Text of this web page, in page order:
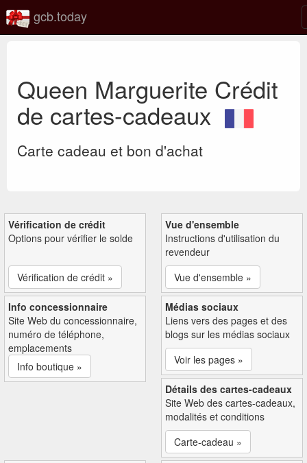
gcb.today
Queen Marguerite Crédit
de cartes-cadeaux
Carte cadeau et bon d'achat
Vérification de crédit
Options pour vérifier le solde
Vérification de crédit »
Vue d'ensemble
Instructions d'utilisation du
revendeur
Vue d'ensemble »
Info concessionnaire
Site Web du concessionnaire,
numéro de téléphone,
emplacements
Info boutique »
Médias sociaux
Liens vers des pages et des
blogs sur les médias sociaux
Voir les pages »
Détails des cartes-cadeaux
Site Web des cartes-cadeaux,
modalités et conditions
Carte-cadeau »